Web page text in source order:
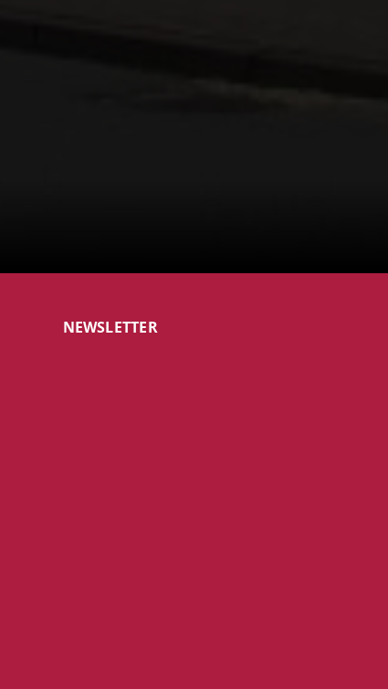
NEWSLETTER